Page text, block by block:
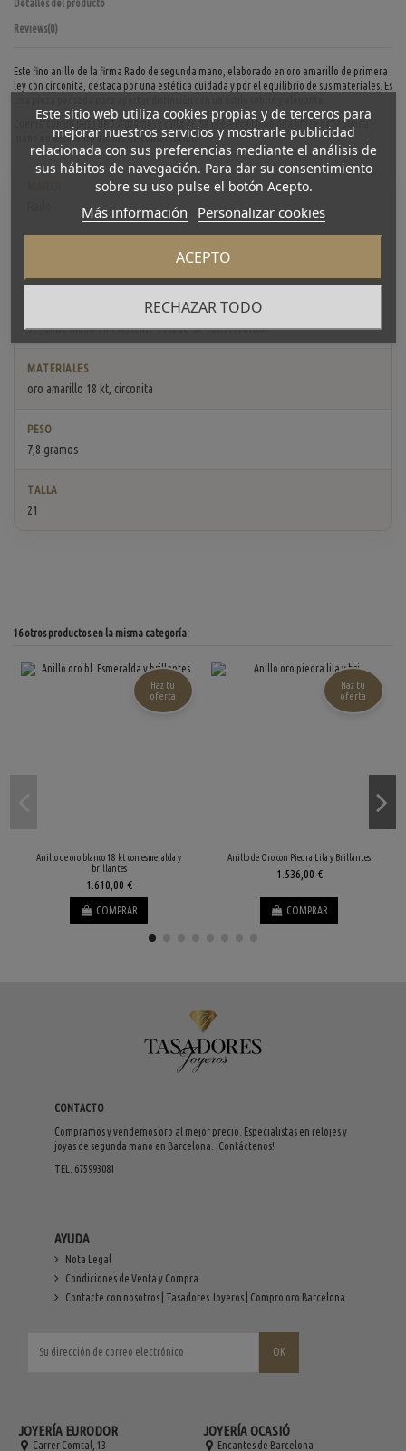
Detalles del producto
Reviews(0)
Este fino anillo de la firma Rado de segunda mano, elaborado en oro amarillo de primera
ley con circonita, destaca por una estética cuidada y por el equilibrio de sus materiales. Es
Cuenta con un peso de 7,8 gramos y talla 21. Se presenta como una pieza de segunda
mano en excelente estado de conservación.
Segunda mano en excelente estado de conservación
MATERIALES
oro amarillo 18 kt, circonita
PESO
7,8 gramos
TALLA
21
16 otros productos en la misma categoría:
Anillo de oro blanco 18 kt con esmeralda y
brillantes
1.610,00 €
COMPRAR
Haz tu
oferta
Anillo de Oro con Piedra Lila y Brillantes
1.536,00 €
COMPRAR
Haz tu
oferta
CONTACTO
Compramos y vendemos oro al mejor precio. Especialistas en relojes y
joyas de segunda mano en Barcelona. ¡Contáctenos!
TEL. 675993081
AYUDA
Nota Legal
Condiciones de Venta y Compra
Contacte con nosotros | Tasadores Joyeros | Compro oro Barcelona
JOYERÍA EURODOR
Carrer Comtal, 13
JOYERÍA OCASIÓ
Encantes de Barcelona
Este sitio web utiliza cookies propias y de terceros para
mejorar nuestros servicios y mostrarle publicidad
relacionada con sus preferencias mediante el análisis de
sus hábitos de navegación. Para dar su consentimiento
sobre su uso pulse el botón Acepto.
Más información Personalizar cookies
RECHAZAR TODO
ACEPTO